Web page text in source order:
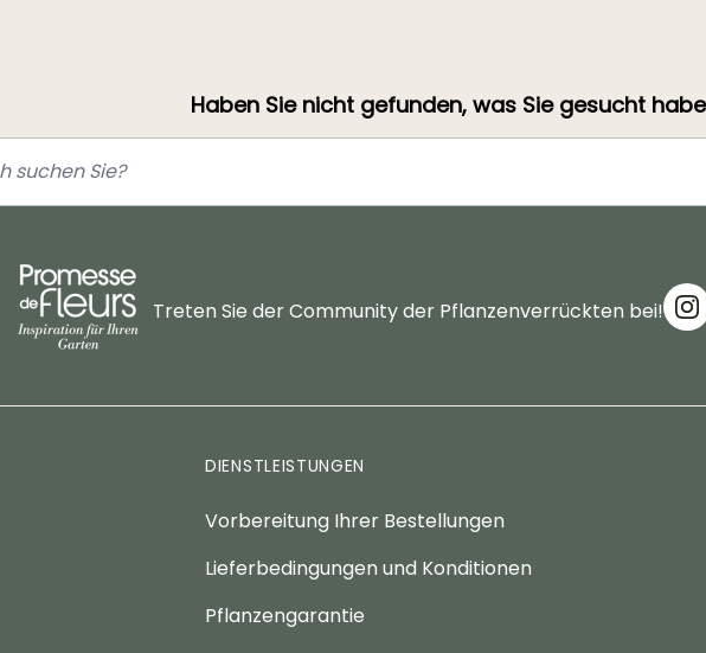
Haben Sie nicht gefunden, was Sie gesucht
Treten Sie der Community der Pflanzenverrückten bei!
DIENSTLEISTUNGEN
Vorbereitung Ihrer Bestellungen
Lieferbedingungen und Konditionen
Pflanzengarantie